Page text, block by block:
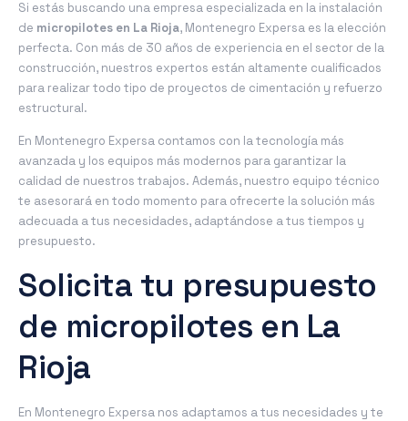
Si estás buscando una empresa especializada en la instalación
de micropilotes en La Rioja, Montenegro Expersa es la elección
perfecta. Con más de 30 años de experiencia en el sector de la
construcción, nuestros expertos están altamente cualificados
para realizar todo tipo de proyectos de cimentación y refuerzo
estructural.
En Montenegro Expersa contamos con la tecnología más
avanzada y los equipos más modernos para garantizar la
calidad de nuestros trabajos. Además, nuestro equipo técnico
te asesorará en todo momento para ofrecerte la solución más
adecuada a tus necesidades, adaptándose a tus tiempos y
presupuesto.
Solicita tu presupuesto
de micropilotes en La
Rioja
En Montenegro Expersa nos adaptamos a tus necesidades y te